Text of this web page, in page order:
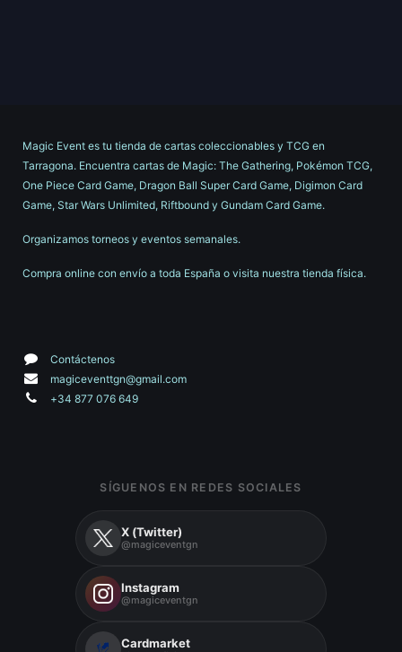
Magic Event es tu tienda de cartas coleccionables y TCG en
Tarragona. Encuentra cartas de Magic: The Gathering, Pokémon TCG,
One Piece Card Game, Dragon Ball Super Card Game, Digimon Card
Game, Star Wars Unlimited, Riftbound y Gundam Card Game.
Organizamos torneos y eventos semanales.
Compra online con envío a toda España o visita nuestra tienda física.
Contáctenos
magiceventtgn@gmail.com
+34 877 076 649
SÍGUENOS EN REDES SOCIALES
X (Twitter)
@magiceventgn
Instagram
@magiceventgn
Cardmarket